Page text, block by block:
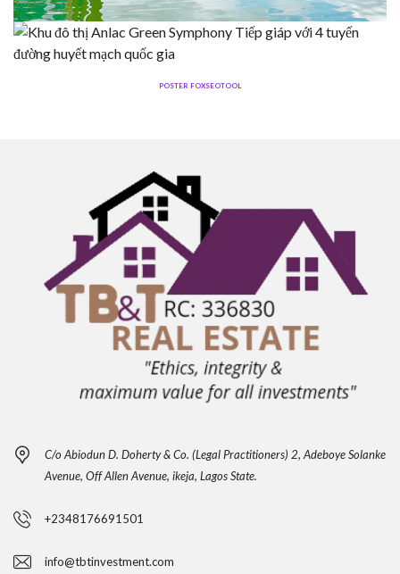
POSTER FOXSEOTOOL
C/o Abiodun D. Doherty & Co. (Legal Practitioners) 2, Adeboye Solanke
Avenue, Off Allen Avenue, ikeja, Lagos State.
+2348176691501
info@tbtinvestment.com